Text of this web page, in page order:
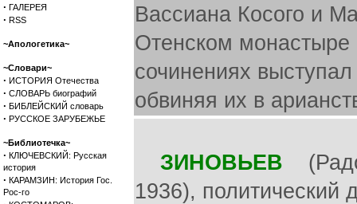
· ГАЛЕРЕЯ
· RSS
~Апологетика~
~Словари~
· ИСТОРИЯ Отечества
· СЛОВАРЬ биографий
· БИБЛЕЙСКИЙ словарь
· РУССКОЕ ЗАРУБЕЖЬЕ
~Библиотечка~
· КЛЮЧЕВСКИЙ: Русская
история
· КАРАМЗИН: История Гос.
Рос-го
Вассиана Косого и
Отенском монастыре
сочинениях
обвиняя их в
ЗИНОВЬЕВ
1936),